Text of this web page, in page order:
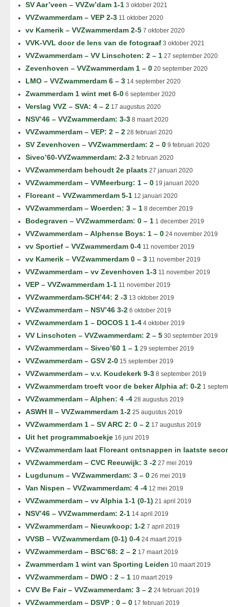
SV Aar’veen – VVZw’dam 1-1 3 oktober 2021
VVZwammerdam – VEP 2-3 11 oktober 2020
vv Kamerik – VVZwammerdam 2-5 7 oktober 2020
VVK-VVL door de lens van de fotograaf 3 oktober 2021
VVZwammerdam – VV Linschoten: 2 – 1 27 september 2020
Zevenhoven – VVZwammerdam 1 – 0 20 september 2020
LMO – VVZwammerdam 6 – 3 14 september 2020
Zwammerdam 1 wint met 6-0 6 september 2020
Verslag VVZ – SVA: 4 – 2 17 augustus 2020
NSV’46 – VVZwammerdam: 3-3 8 maart 2020
VVZwammerdam – VEP: 2 – 2 28 februari 2020
SV Zevenhoven – VVZwammerdam: 2 – 0 9 februari 2020
Siveo’60-VVZwammerdam: 2-3 2 februari 2020
VVZwammerdam behoudt 2e plaats 27 januari 2020
VVZwammerdam – VVMeerburg: 1 – 0 19 januari 2020
Floreant – VVZwammerdam 5-1 12 januari 2020
VVZwammerdam – Woerden: 3 – 1 8 december 2019
Bodegraven – VVZwammerdam: 0 – 1 1 december 2019
VVZwammerdam – Alphense Boys: 1 – 0 24 november 2019
vv Sportief – VVZwammerdam 0-4 11 november 2019
vv Kamerik – VVZwammerdam 0 – 3 11 november 2019
VVZwammerdam – vv Zevenhoven 1-3 11 november 2019
VEP – VVZwammerdam 1-1 11 november 2019
VVZwammerdam-SCH’44: 2 -3 13 oktober 2019
VVZwammerdam – NSV’46 3-2 6 oktober 2019
VVZwammerdam 1 – DOCOS 1 1-4 4 oktober 2019
VV Linschoten – VVZwammerdam: 2 – 5 30 september 2019
VVZwammerdam – Siveo’60 1 – 1 29 september 2019
VVZwammerdam – GSV 2-0 15 september 2019
VVZwammerdam – v.v. Koudekerk 9-3 8 september 2019
VVZwammerdam troeft voor de beker Alphia af: 0-2 1
VVZwammerdam – Alphen: 4 -4 28 augustus 2019
ASWH II – VVZwammerdam 1-2 25 augustus 2019
VVZwammerdam 1 – SV ARC 2: 0 – 2 17 augustus 2019
Uit het programmaboekje 16 juni 2019
VVZwammerdam laat Floreant ontsnappen in laatste
VVZwammerdam – CVC Reeuwijk: 3 -2 27 mei 2019
Lugdunum – VVZwammerdam: 3 – 0 26 mei 2019
Van Nispen – VVZwammerdam: 4 -4 12 mei 2019
VVZwammerdam – vv Alphia 1-1 (0-1) 21 april 2019
NSV’46 – VVZwammerdam: 2-1 14 april 2019
VVZwammerdam – Nieuwkoop: 1-2 7 april 2019
VVSB – VVZwammerdam (0-1) 0-4 24 maart 2019
VVZwammerdam – BSC’68: 2 – 2 17 maart 2019
Zwammerdam 1 wint van Sporting Leiden 10 maart 2019
VVZwammerdam – DWO : 2 – 1 10 maart 2019
CVV Be Fair – VVZwammerdam: 3 – 2 24 februari 2019
VVZwammerdam – DSVP : 0 – 0 17 februari 2019